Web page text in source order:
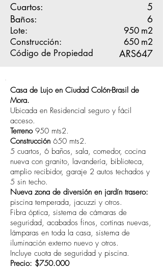
Cuartos:
Baños:
Lote:
Construcción:
Código de Propiedad
5
6
950 m2
650 m2
ARS647
Casa de Lujo en Ciudad Colón-Brasil de
Mora.
Ubicada en Residencial seguro y fácil
acceso.
Terreno 950 mts2.
Construcción 650 mts2.
5 cuartos, 6 baños, sala, comedor, cocina
nueva con granito, lavandería, biblioteca,
amplio recibidor, garaje 2 autos techados y
5 sin techo.
Nueva zona de diversión en jardín trasero:
piscina temperada, jacuzzi y otros.
Fibra óptica, sistema de cámaras de
seguridad, acabados finos, cortinas nuevas,
lámparas en toda la casa, sistema de
iluminación externo nuevo y otros.
Incluye cuota de seguridad y piscina.
Precio: $750.000